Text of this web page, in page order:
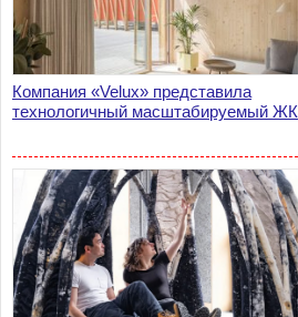
Компания «Velux» представила
технологичный масштабируемый ЖК